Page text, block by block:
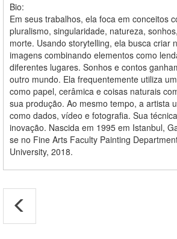
Bio:
Em seus trabalhos, ela foca em conceitos
pluralismo, singularidade, natureza,
morte. Usando storytelling, ela busca criar
imagens combinando elementos como
diferentes lugares. Sonhos e contos
outro mundo. Ela frequentemente utiliza
como papel, cerâmica e coisas naturais
sua produção. Ao mesmo tempo, a artista
como dados, vídeo e fotografia. Sua
inovação. Nascida em 1995 em Istanbul,
se no Fine Arts Faculty Painting
University, 2018.